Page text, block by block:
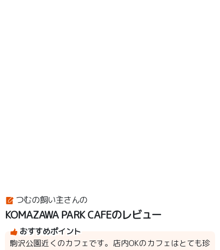
つむの飼い主さんの
KOMAZAWA PARK CAFEのレビュー
おすすめポイント
駒沢公園近くのカフェです。店内OKのカフェはとても珍